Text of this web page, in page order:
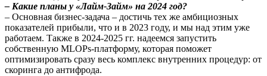
– Какие планы у «Лайм-Займ» на 2024 год?
– Основная бизнес-задача – достичь тех же амбициозных
показателей прибыли, что и в 2023 году, и мы над этим уже
работаем. Также в 2024-2025 гг. надеемся запустить
собственную MLOPs-платформу, которая поможет
оптимизировать сразу весь комплекс внутренних процедур: от
скоринга до антифрода.